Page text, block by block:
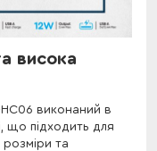
висока
виконаний в
що підходить для
розміри та